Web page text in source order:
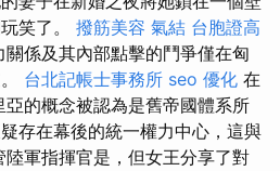
笑了。 撥筋美容 氣結 台胞證高
係及其內部點擊的鬥爭僅在匈
台北記帳士事務所 seo 優化 在
的概念被認為是舊帝國體系所
存在幕後的統一權力中心，這與
軍指揮官是，但女王分享了對